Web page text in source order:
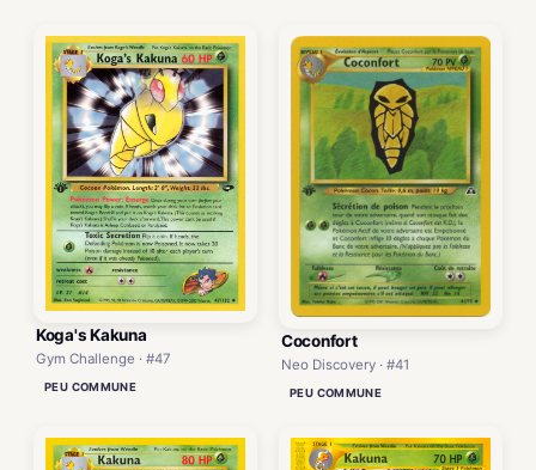
Koga's Kakuna
Gym Challenge · #47
PEU COMMUNE
Coconfort
Neo Discovery · #41
PEU COMMUNE